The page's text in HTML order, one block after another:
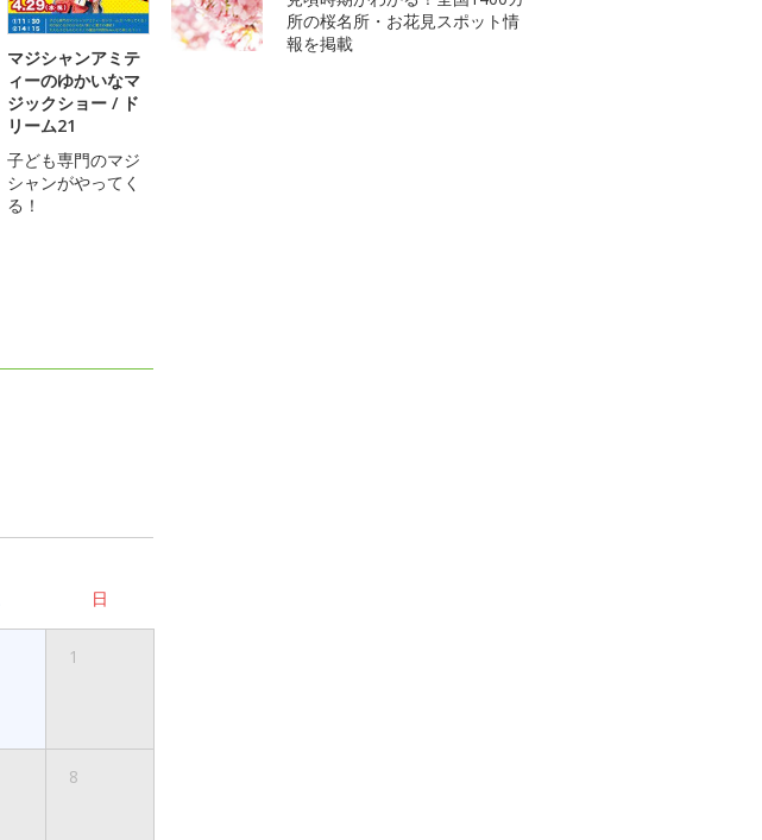
マジシャンアミテ
ィーのゆかいなマ
ジックショー / ド
リーム21
子ども専門のマジ
シャンがやってく
る！
日
1
8
所の桜名所・お花見スポット情
報を掲載